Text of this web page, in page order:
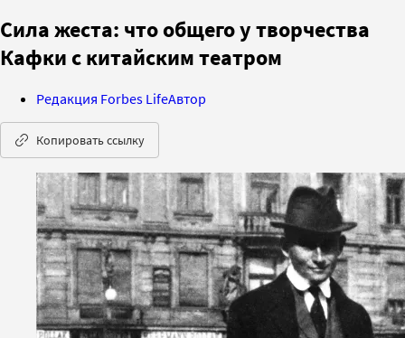
Сила жеста: что общего у творчества
Кафки с китайским театром
Редакция Forbes LifeАвтор
Копировать ссылку